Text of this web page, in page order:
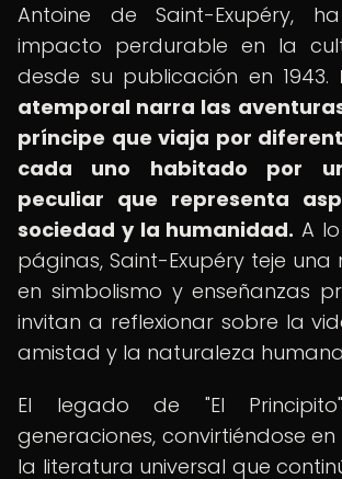
Antoine de Saint-Exupéry,
impacto perdurable en la
desde su publicación en 1943.
atemporal narra las
príncipe que viaja por
cada uno habitado por
peculiar que representa
sociedad y la humanidad. A
páginas, Saint-Exupéry teje
en simbolismo y enseñanzas
invitan a reflexionar sobre la
amistad y la naturaleza
El legado de "El
generaciones, convirtiéndose
la literatura universal que